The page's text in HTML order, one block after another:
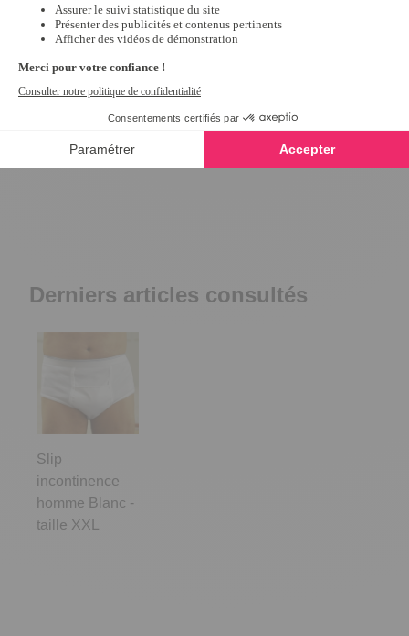
Rééducateur pelvien
4.4/5- 14avis
12,99 €
Derniers articles consultés
Slip
incontinence
homme Blanc -
taille XXL